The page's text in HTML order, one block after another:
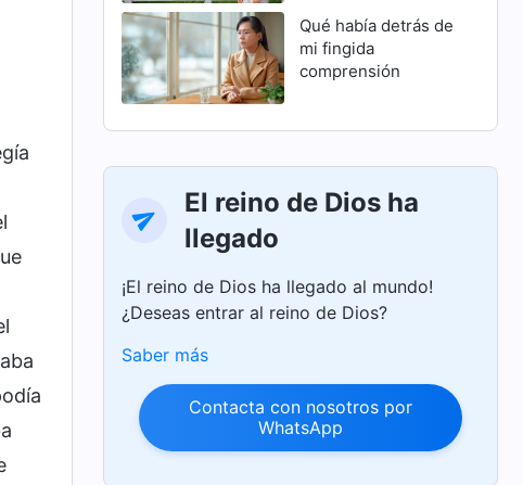
Qué había detrás de
mi fingida
comprensión
El reino de Dios ha
llegado
¡El reino de Dios ha llegado al mundo!
¿Deseas entrar al reino de Dios?
Saber más
Contacta con nosotros por
WhatsApp